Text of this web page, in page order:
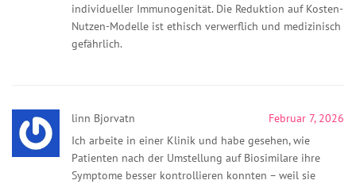
individueller Immunogenität. Die Reduktion auf Kosten-
Nutzen-Modelle ist ethisch verwerflich und medizinisch
gefährlich.
linn Bjorvatn
Februar 7, 2026
Ich arbeite in einer Klinik und habe gesehen, wie
Patienten nach der Umstellung auf Biosimilare ihre
Symptome besser kontrollieren konnten – weil sie